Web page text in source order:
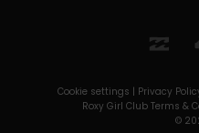
Cookie settings | Privacy
Roxy Girl Club Terms &
©